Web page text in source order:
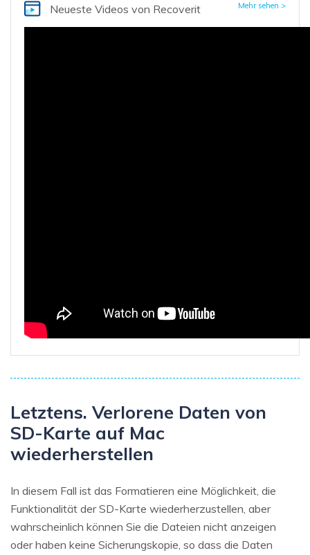
Neueste Videos von Recoverit Mehr sehen >
Letztens. Verlorene Daten von
SD-Karte auf Mac
wiederherstellen
In diesem Fall ist das Formatieren eine Möglichkeit, die
Funktionalität der SD-Karte wiederherzustellen, aber
wahrscheinlich können Sie die Dateien nicht anzeigen
oder haben keine Sicherungskopie, so dass die Daten